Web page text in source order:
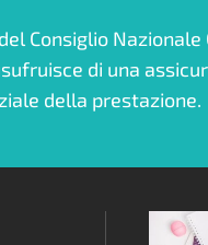
della prestazione.